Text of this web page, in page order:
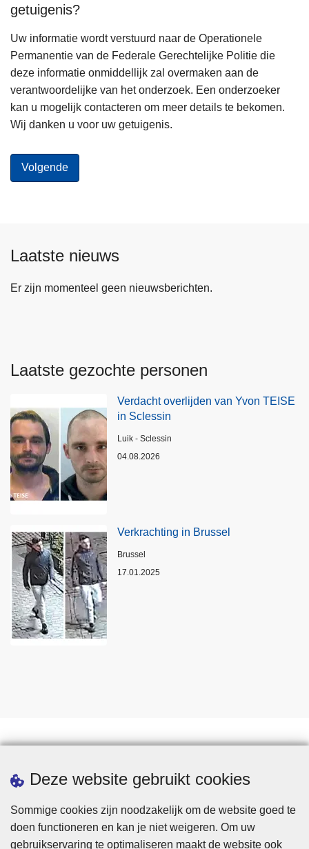
Deze website gebruikt cookies
Sommige cookies zijn noodzakelijk om de website goed te
doen functioneren en kan je niet weigeren. Om uw
gebruikservaring te optimaliseren maakt de website ook
getuigenis?
Uw informatie wordt verstuurd naar de Operationele
Permanentie van de Federale Gerechtelijke Politie die
deze informatie onmiddellijk zal overmaken aan de
verantwoordelijke van het onderzoek. Een onderzoeker
kan u mogelijk contacteren om meer details te bekomen.
Wij danken u voor uw getuigenis.
Laatste nieuws
Er zijn momenteel geen nieuwsberichten.
Laatste gezochte personen
Verdacht overlijden van Yvon TEISE
in Sclessin
Plaats
Luik - Sclessin
04.08.2026
Verkrachting in Brussel
Plaats
Brussel
17.01.2025